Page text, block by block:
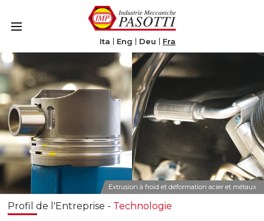
Ita Eng Deu Fra
Extrusion à froid et déformation acier et métaux
Profil de l'Entreprise - Technologie
Informativa sulla raccolta
Le tue preferenze relative alla privacy